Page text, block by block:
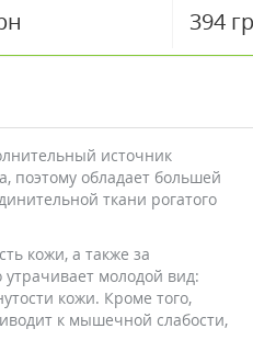
394
источник
поэтому обладает большей
ткани рогатого
кожи, а также за
утрачивает молодой вид:
кожи. Кроме того,
к мышечной слабости,